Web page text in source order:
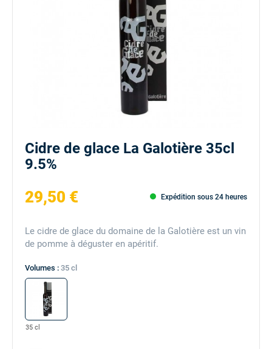
Cidre de glace La Galotière 35cl
9.5%
Le cidre de glace du domaine de la Galotière est un vin
de pomme à déguster en apéritif.
Volumes : 35 cl
35 cl
29,50 € Expédition sous 24 heures